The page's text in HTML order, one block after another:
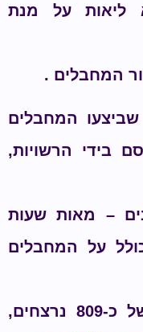
ליאות על מנת
המחבלים .
המחבלים
הרשויות,
– מאות שעות
על המחבלים
לפיגועים שגבו את חייהם של כ-809 נרצחים,